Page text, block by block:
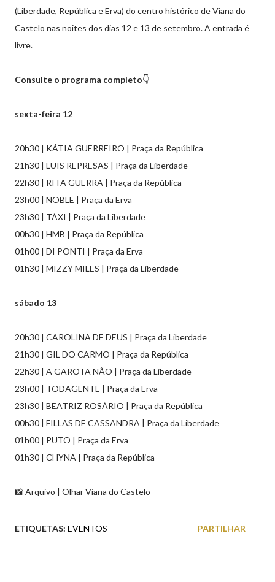
(Liberdade, República e Erva) do centro histórico de Viana do
Castelo nas noites dos dias 12 e 13 de setembro. A entrada é
livre.
Consulte o programa completo👇
sexta-feira 12
20h30 | KÁTIA GUERREIRO | Praça da República
21h30 | LUIS REPRESAS | Praça da Liberdade
22h30 | RITA GUERRA | Praça da República
23h00 | NOBLE | Praça da Erva
23h30 | TÁXI | Praça da Liberdade
00h30 | HMB | Praça da República
01h00 | DI PONTI | Praça da Erva
01h30 | MIZZY MILES | Praça da Liberdade
sábado 13
20h30 | CAROLINA DE DEUS | Praça da Liberdade
21h30 | GIL DO CARMO | Praça da República
22h30 | A GAROTA NÃO | Praça da Liberdade
23h00 | TODAGENTE | Praça da Erva
23h30 | BEATRIZ ROSÁRIO | Praça da República
00h30 | FILLAS DE CASSANDRA | Praça da Liberdade
01h00 | PUTO | Praça da Erva
01h30 | CHYNA | Praça da República
📸 Arquivo | Olhar Viana do Castelo
ETIQUETAS: EVENTOS PARTILHAR